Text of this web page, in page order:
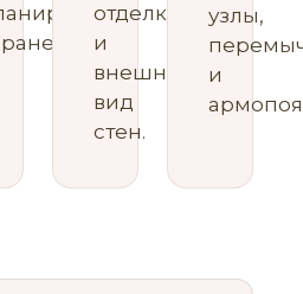
отделку
и
внешний
вид
стен.
узлы,
и